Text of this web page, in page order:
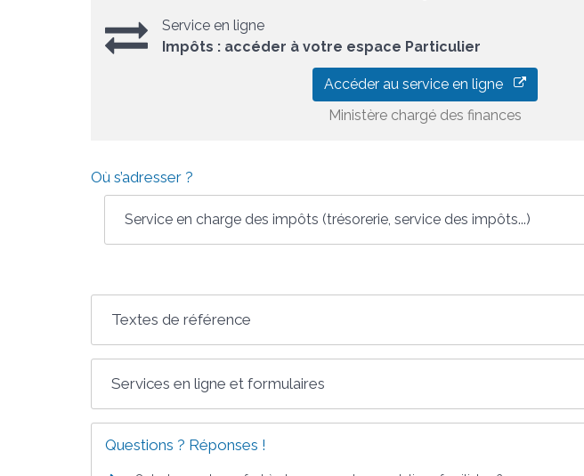
Service en ligne
Impôts : accéder à votre espace Particulier
Accéder au service en ligne
Ministère chargé des finances
Où s’adresser ?
Service en charge des impôts (trésorerie, service des impôts...)
Textes de référence
Services en ligne et formulaires
Questions ? Réponses !